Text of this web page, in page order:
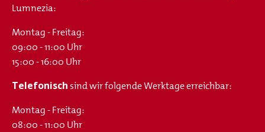
Lumnezia:
Montag - Freitag:
09:00 - 11:00 Uhr
15:00 - 16:00 Uhr
Telefonischsind wir folgende Werktage erreichbar:
Montag - Freitag:
08:00 - 11:00 Uhr